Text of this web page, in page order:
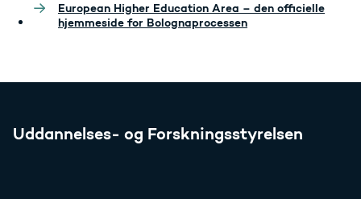
European Higher Education Area – den officielle
hjemmeside for Bolognaprocessen
Uddannelses- og Forskningsstyrelsen